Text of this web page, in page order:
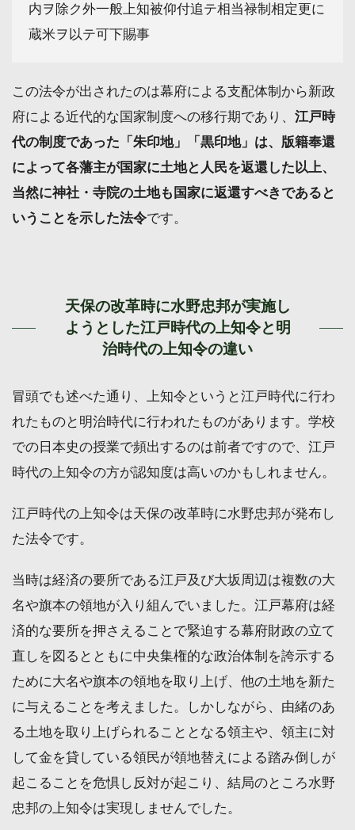
内ヲ除ク外一般上知被仰付追テ相当禄制相定更に
蔵米ヲ以テ可下賜事
この法令が出されたのは幕府による支配体制から新政
府による近代的な国家制度への移行期であり、 江戸時
代の制度であった「朱印地」「黒印地」は、版籍奉還
によって各藩主が国家に土地と人民を返還した以上、
当然に神社・寺院の土地も国家に返還すべきであると
いうことを示した法令です。
天保の改革時に水野忠邦が実施し
ようとした江戸時代の上知令と明
治時代の上知令の違い
冒頭でも述べた通り、上知令というと江戸時代に行わ
れたものと明治時代に行われたものがあります。学校
での日本史の授業で頻出するのは前者ですので、江戸
時代の上知令の方が認知度は高いのかもしれません。
江戸時代の上知令は天保の改革時に水野忠邦が発布し
た法令です。
当時は経済の要所である江戸及び大坂周辺は複数の大
名や旗本の領地が入り組んでいました。江戸幕府は経
済的な要所を押さえることで緊迫する幕府財政の立て
直しを図るとともに中央集権的な政治体制を誇示する
ために大名や旗本の領地を取り上げ、他の土地を新た
に与えることを考えました。しかしながら、由緒のあ
る土地を取り上げられることとなる領主や、領主に対
して金を貸している領民が領地替えによる踏み倒しが
起こることを危惧し反対が起こり、結局のところ水野
忠邦の上知令は実現しませんでした。